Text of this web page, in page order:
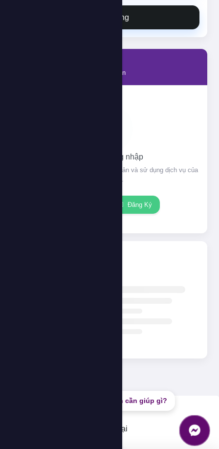
Đặt hàng
Thông tin tài khoản của bạn
Vui lòng đăng nhập
Đăng nhập để xem thông tin tài khoản và sử dụng dịch vụ của
chúng tôi.
Đăng Ký
Bạn cần giúp gì?
Không thể tải dữ liệu, vui lòng thử lại